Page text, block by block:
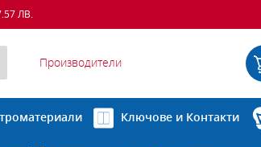
ЛВ.
Производители
Ключове и Контакти